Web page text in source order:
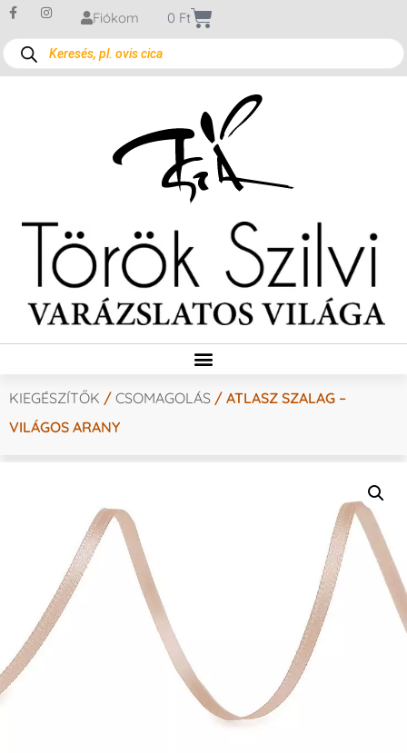
Fiókom 0 Ft
KIEGÉSZÍTŐK / CSOMAGOLÁS / ATLASZ SZALAG –
VILÁGOS ARANY